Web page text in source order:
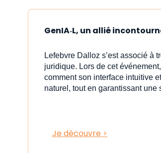
GenIA‑L, un allié
Lefebvre Dalloz s’est associé à
juridique. Lors de cet
comment son interface intuitive
naturel, tout en garantissant une
Je découvre >